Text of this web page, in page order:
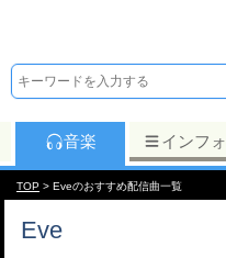
音楽 インフォ
TOP > Eveのおすすめ配信曲一覧
Eve